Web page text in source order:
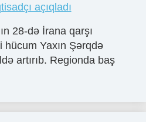
açıqladı
28-də İrana qarşı
Yaxın Şərqdə
artırıb. Regionda baş